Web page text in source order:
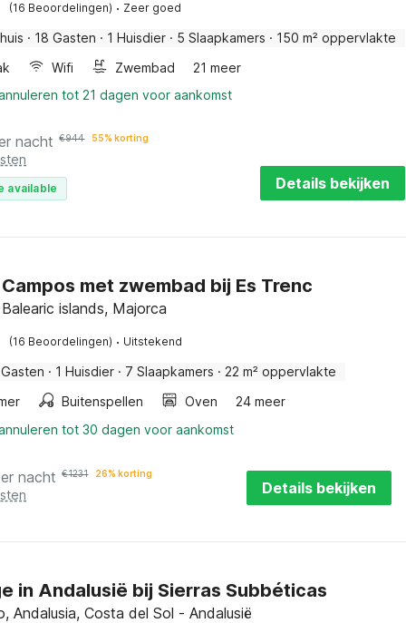
(16 Beoordelingen) · Zeer goed
· 18 Gasten · 1 Huisdier · 5 Slaapkamers · 150 m² oppervlakte
Wifi Zwembad
21 meer
tot 21 dagen voor aankomst
nacht €944 55% korting
available Details bekijken
met zwembad bij Es Trenc
islands, Majorca
(16 Beoordelingen) · Uitstekend
· 1 Huisdier · 7 Slaapkamers · 22 m² oppervlakte
Buitenspellen Oven
24 meer
tot 30 dagen voor aankomst
nacht €1231 26% korting
Details bekijken
in Andalusië bij Sierras Subbéticas
Andalusia, Costa del Sol - Andalusië